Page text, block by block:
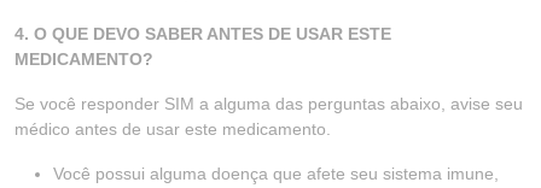
4. O QUE DEVO SABER ANTES DE USAR ESTE
MEDICAMENTO?
Se você responder SIM a alguma das perguntas abaixo, avise seu
médico antes de usar este medicamento.
Você possui alguma doença que afete seu sistema imune,